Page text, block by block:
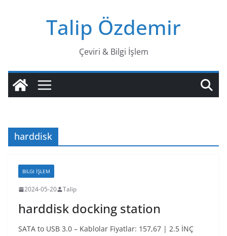
Talip Özdemir
Çeviri & Bilgi İşlem
harddisk
BILGI İŞLEM
2024-05-20 Talip
harddisk docking station
SATA to USB 3.0 – Kablolar Fiyatlar: 157,67 | 2.5 İNÇ